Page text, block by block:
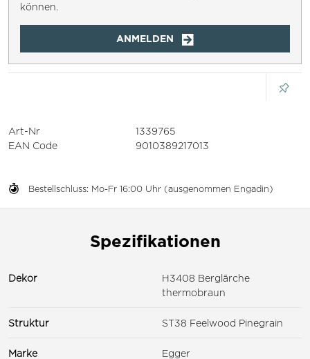
können.
ANMELDEN
Bestellschluss: Mo-Fr 16:00 Uhr (ausgenommen Engadin)
Art-Nr
1339765
EAN Code
9010389217013
Spezifikationen
Dekor
H3408 Berglärche
thermobraun
Struktur ST38 Feelwood Pinegrain
Marke Egger